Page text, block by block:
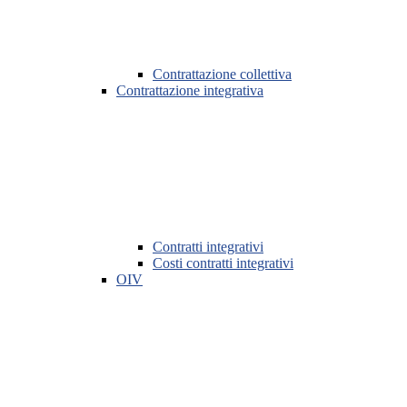
Contrattazione collettiva
Contrattazione integrativa
Contratti integrativi
Costi contratti integrativi
OIV